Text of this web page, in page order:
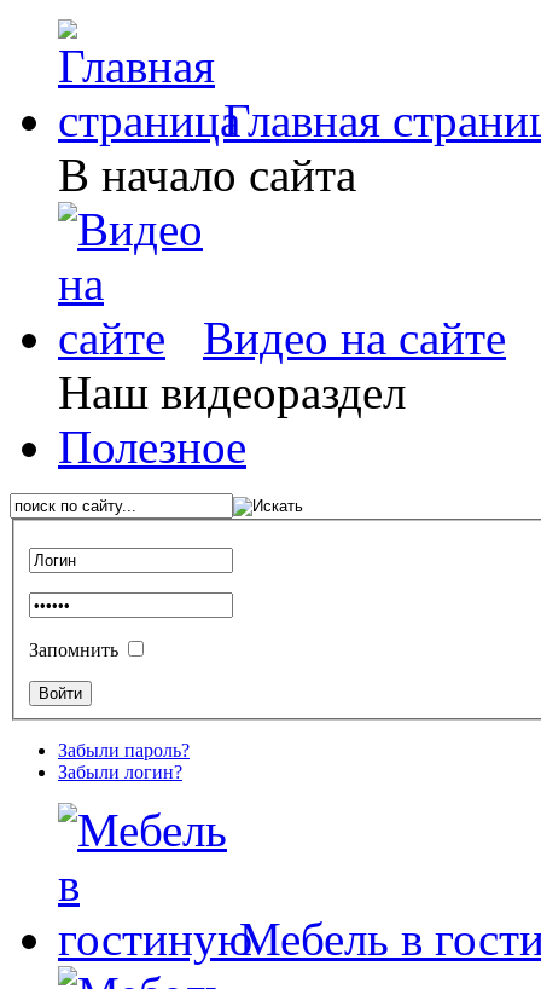
Главная
В начало сайта
Видео на сайте
Наш видеораздел
Полезное
Запомнить
Забыли пароль?
Забыли логин?
Мебель в